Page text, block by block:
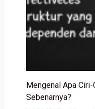
Mengenal Apa
Sebenarnya?